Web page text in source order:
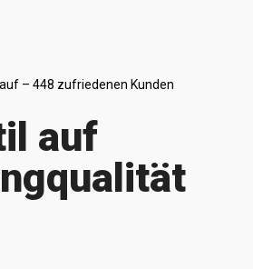
– 448 zufriedenen Kunden
auf